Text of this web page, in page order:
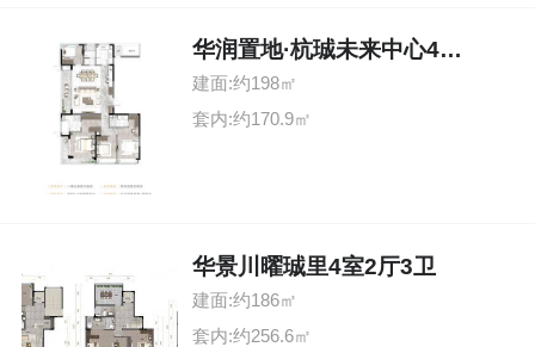
华润置地·杭珹未来中心4室2厅3卫
建面:约198㎡
套内:约170.9㎡
华景川曜珹里4室2厅3卫
建面:约186㎡
套内:约256.6㎡